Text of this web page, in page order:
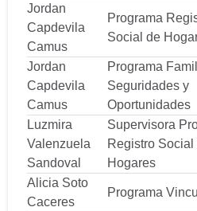
Jordan
Capdevila
Camus
Programa
Social de
Jordan
Capdevila
Camus
Programa
Seguridades y
Oportunidades
Luzmira
Valenzuela
Sandoval
Supervisora
Registro Social
Hogares
Alicia Soto
Caceres
Programa